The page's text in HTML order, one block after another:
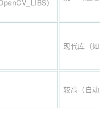
）
现代库（
较高（自